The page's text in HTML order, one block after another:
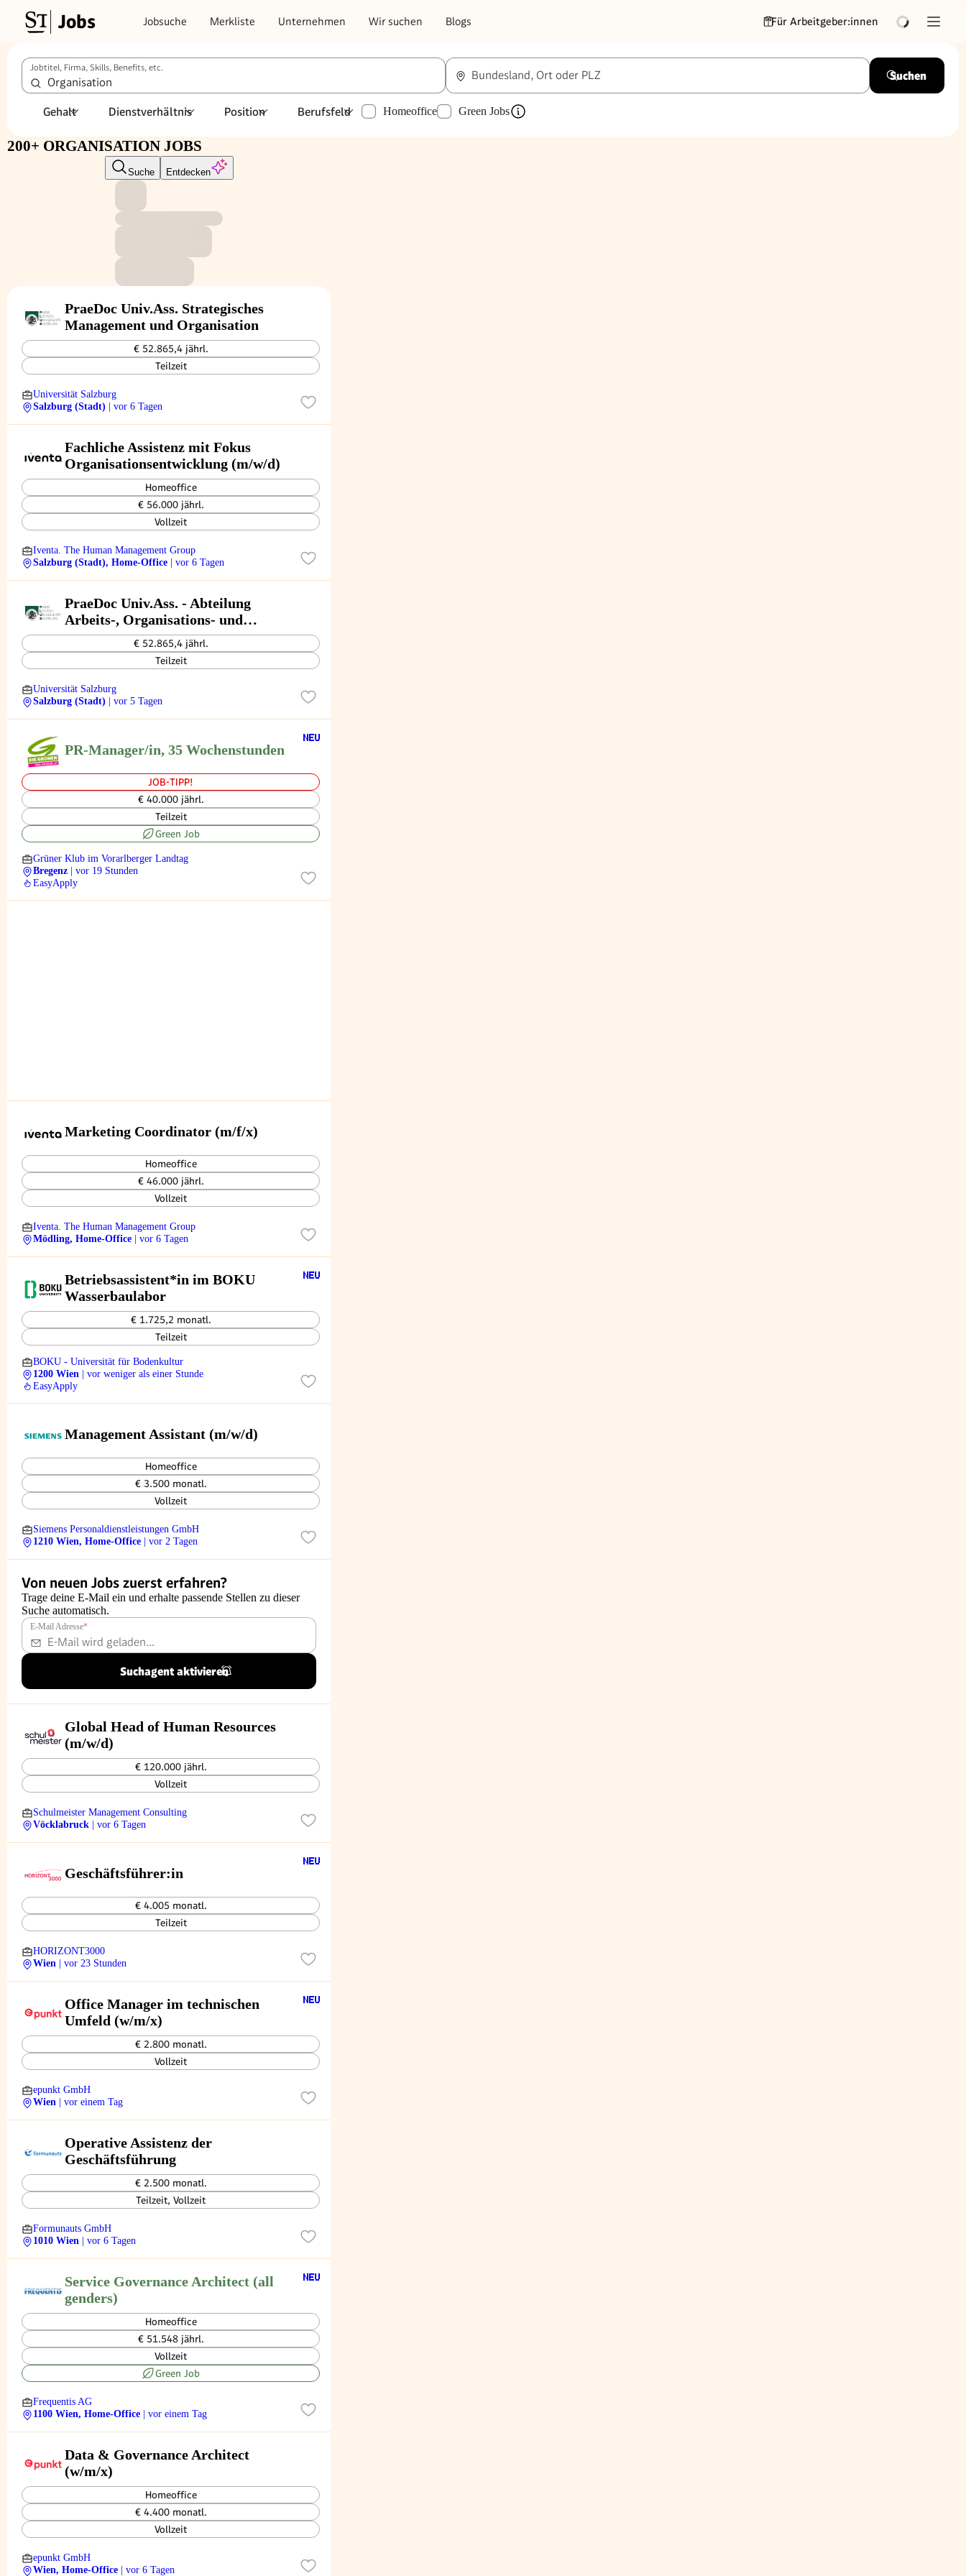
Jobs Jobsuche Merkliste Unternehmen Wir suchen Blogs Für Arbeitgeber:innen
Jobtitel, Firma, Skills, Benefits, etc.
Bundesland, Ort oder PLZ Suchen
Gehalt Dienstverhältnis Position Berufsfeld Homeoffice Green Jobs
200+ ORGANISATION JOBS
Suche Entdecken
PraeDoc Univ.Ass. Strategisches
Management und Organisation
€ 52.865,4 jährl.
Teilzeit
Universität Salzburg
Salzburg (Stadt)
| vor 6 Tagen
Fachliche Assistenz mit Fokus
Organisationsentwicklung (m/w/d)
Homeoffice
€ 56.000 jährl.
Vollzeit
Iventa. The Human Management Group
Salzburg (Stadt), Home-Office
| vor 6 Tagen
PraeDoc Univ.Ass. - Abteilung
Arbeits-, Organisations- und
Wirtschaftspsychologie
€ 52.865,4 jährl.
Teilzeit
Universität Salzburg
Salzburg (Stadt)
| vor 5 Tagen
PR-Manager/in, 35 Wochenstunden
JOB-TIPP!
€ 40.000 jährl.
Teilzeit
Green Job
Grüner Klub im Vorarlberger Landtag
Bregenz
| vor 19 Stunden
EasyApply
Marketing Coordinator (m/f/x)
Homeoffice
€ 46.000 jährl.
Vollzeit
Iventa. The Human Management Group
Mödling, Home-Office
| vor 6 Tagen
Betriebsassistent*in im BOKU
Wasserbaulabor
€ 1.725,2 monatl.
Teilzeit
BOKU - Universität für Bodenkultur
1200 Wien
| vor weniger als einer Stunde
EasyApply
Management Assistant (m/w/d)
Homeoffice
€ 3.500 monatl.
Vollzeit
Siemens Personaldienstleistungen GmbH
1210 Wien, Home-Office
| vor 2 Tagen
Von neuen Jobs zuerst erfahren?
Trage deine E-Mail ein und erhalte passende Stellen zu dieser
Suche automatisch.
E-Mail Adresse*
Suchagent aktivieren
Global Head of Human Resources
(m/w/d)
€ 120.000 jährl.
Vollzeit
Schulmeister Management Consulting
Vöcklabruck
| vor 6 Tagen
Geschäftsführer:in
€ 4.005 monatl.
Teilzeit
HORIZONT3000
Wien
| vor 23 Stunden
Office Manager im technischen
Umfeld (w/m/x)
€ 2.800 monatl.
Vollzeit
epunkt GmbH
Wien
| vor einem Tag
Operative Assistenz der
Geschäftsführung
€ 2.500 monatl.
Teilzeit, Vollzeit
Formunauts GmbH
1010 Wien
| vor 6 Tagen
Service Governance Architect (all
genders)
Homeoffice
€ 51.548 jährl.
Vollzeit
Green Job
Frequentis AG
1100 Wien, Home-Office
| vor einem Tag
Data & Governance Architect
(w/m/x)
Homeoffice
€ 4.400 monatl.
Vollzeit
epunkt GmbH
Wien, Home-Office
| vor 6 Tagen